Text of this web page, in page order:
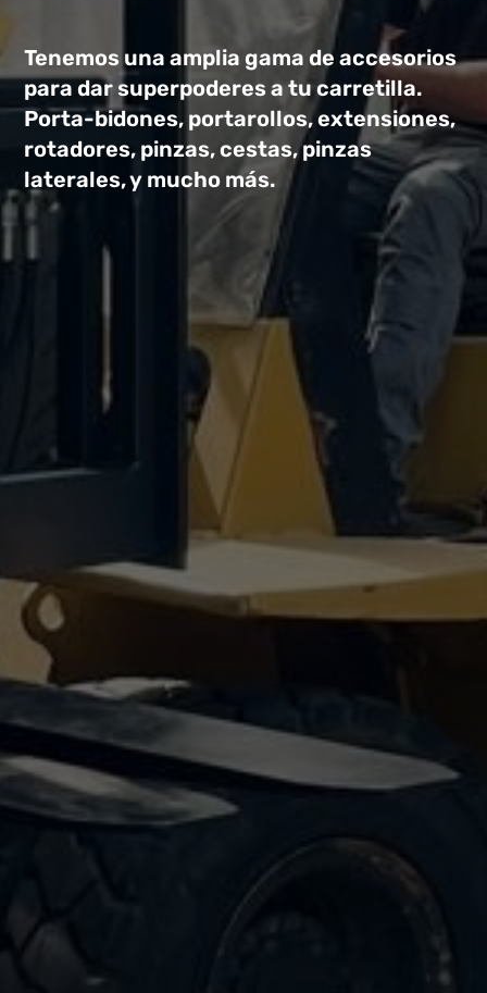
Tenemos una amplia gama de accesorios
para dar superpoderes a tu carretilla.
Porta-bidones, portarollos, extensiones,
rotadores, pinzas, cestas, pinzas
laterales, y mucho más.